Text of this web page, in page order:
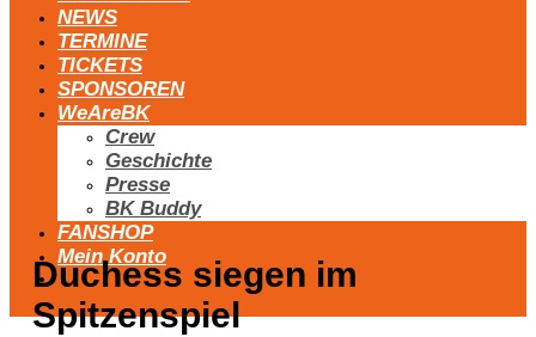
NEWS
TERMINE
TICKETS
SPONSOREN
WeAreBK
Crew
Geschichte
Presse
BK Buddy
FANSHOP
Mein Konto
Duchess siegen im
Spitzenspiel